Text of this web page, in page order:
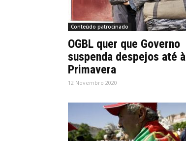
Conteúdo patrocinado
OGBL quer que Governo
suspenda despejos até à
Primavera
12 Novembro 2020